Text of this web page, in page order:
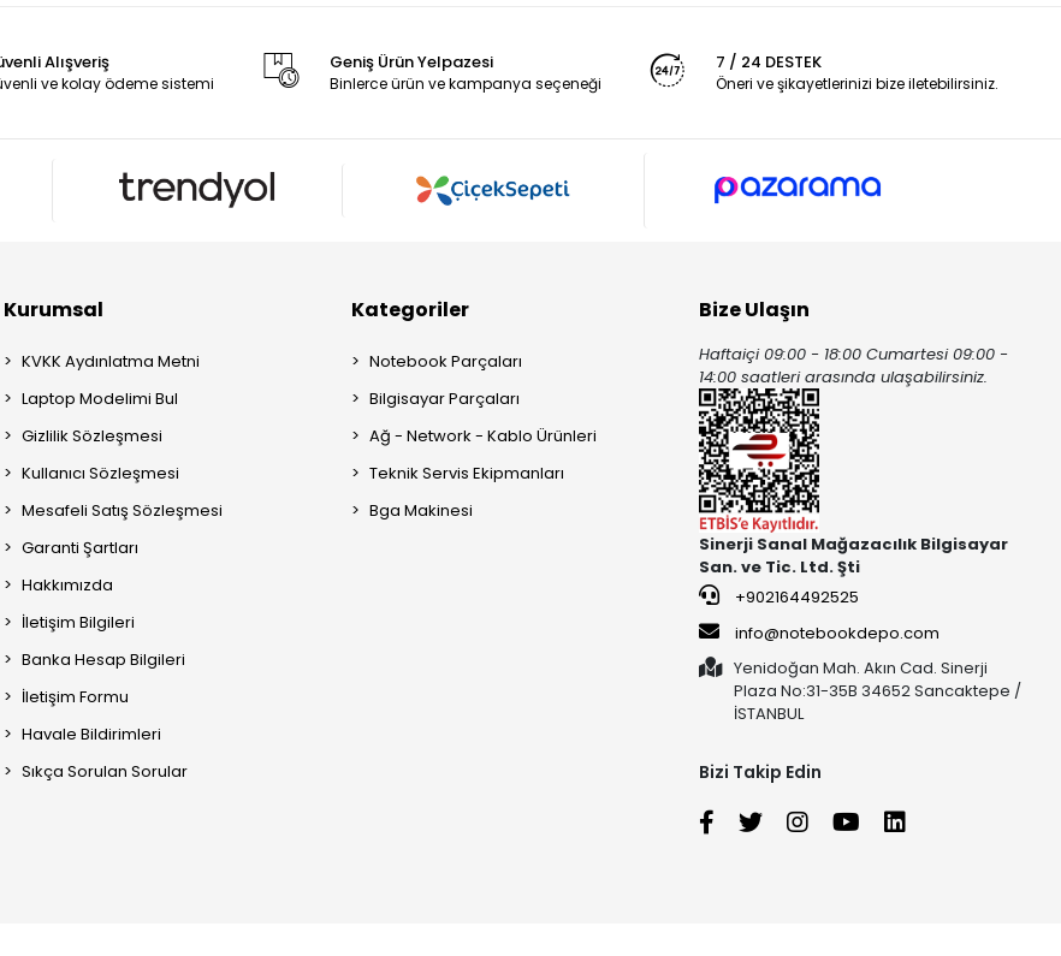
Alışveriş
ve kolay ödeme sistemi
Geniş Ürün Yelpazesi
Binlerce ürün ve kampanya seçeneği
7 / 24 DESTEK
Öneri ve şikayetlerinizi bize iletebilirsiniz.
Kurumsal
KVKK Aydınlatma Metni
Laptop Modelimi Bul
Gizlilik Sözleşmesi
Kullanıcı Sözleşmesi
Mesafeli Satış Sözleşmesi
Garanti Şartları
Hakkımızda
İletişim Bilgileri
Banka Hesap Bilgileri
İletişim Formu
Havale Bildirimleri
Sıkça Sorulan Sorular
Kategoriler
Notebook Parçaları
Bilgisayar Parçaları
Ağ - Network - Kablo Ürünleri
Teknik Servis Ekipmanları
Bga Makinesi
Bize Ulaşın
Haftaiçi 09:00 - 18:00 Cumartesi 09:00 -
14:00 saatleri arasında ulaşabilirsiniz.
Sinerji Sanal Mağazacılık Bilgisayar
San. ve Tic. Ltd. Şti
+902164492525
info@notebookdepo.com
Yenidoğan Mah. Akın Cad. Sinerji
Plaza No:31-35B 34652 Sancaktepe /
İSTANBUL
Bizi Takip Edin